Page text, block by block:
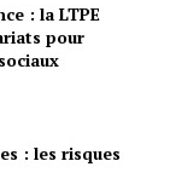
: la LTPE
pour
: les risques